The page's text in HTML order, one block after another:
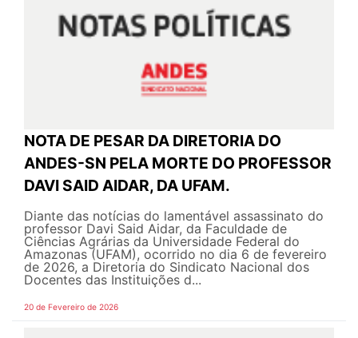
NOTA DE PESAR DA DIRETORIA DO
ANDES-SN PELA MORTE DO PROFESSOR
DAVI SAID AIDAR, DA UFAM.
Diante das notícias do lamentável assassinato do
professor Davi Said Aidar, da Faculdade de
Ciências Agrárias da Universidade Federal do
Amazonas (UFAM), ocorrido no dia 6 de fevereiro
de 2026, a Diretoria do Sindicato Nacional dos
Docentes das Instituições d...
20 de Fevereiro de 2026